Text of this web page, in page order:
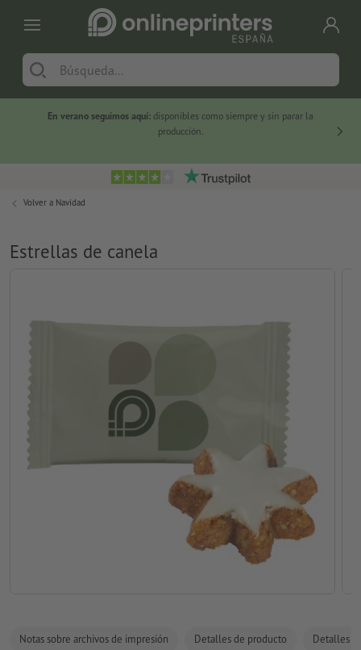
En verano seguimos aquí: disponibles como siempre y sin parar la
producción.
Volver a Navidad
Estrellas de canela
Notas sobre archivos de impresión Detalles de producto Detalles